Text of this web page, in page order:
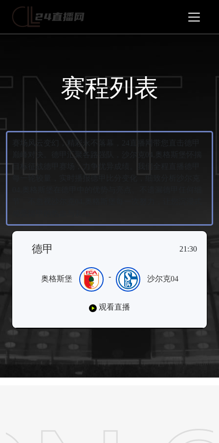
赛程列表
赛场风云变幻，精彩永不落幕，24直播网带您直击德甲
巅峰对决。德甲汇聚各路强队，沙尔克04,奥格斯堡怀揣
目标征战德甲赛场，力争优异成绩。我们全程直播德甲
德甲 21:30
奥格斯堡 - 沙尔克04
观看直播